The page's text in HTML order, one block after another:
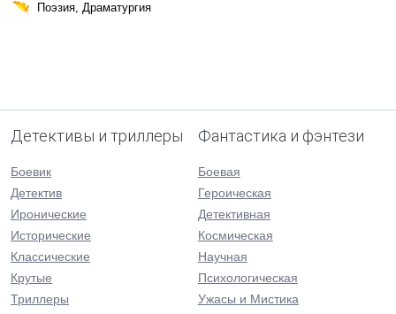
Поэзия, Драматургия
Детективы и триллеры
Боевик
Детектив
Иронические
Исторические
Классические
Крутые
Триллеры
Фантастика и фэнтези
Боевая
Героическая
Детективная
Космическая
Научная
Психологическая
Ужасы и Мистика